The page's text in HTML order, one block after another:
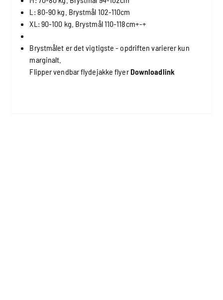
L: 80-90 kg. Brystmål 102-110cm
XL: 90-100 kg. Brystmål 110-118cm+-+
Brystmålet er det vigtigste - opdriften varierer kun
marginalt.
Flipper vendbar flydejakke flyer Downloadlink